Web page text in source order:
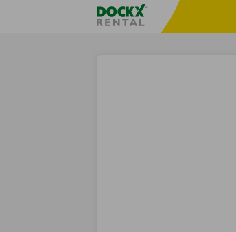
Taalselectie overslaanFratello DEMO